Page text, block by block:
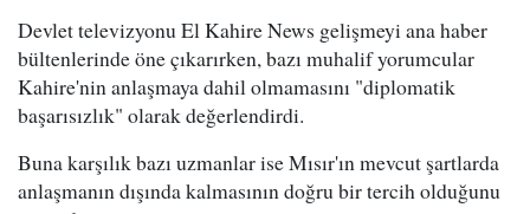
Devlet televizyonu El Kahire News gelişmeyi ana haber
bültenlerinde öne çıkarırken, bazı muhalif yorumcular
Kahire'nin anlaşmaya dahil olmamasını "diplomatik
başarısızlık" olarak değerlendirdi.
Buna karşılık bazı uzmanlar ise Mısır'ın mevcut şartlarda
anlaşmanın dışında kalmasının doğru bir tercih olduğunu